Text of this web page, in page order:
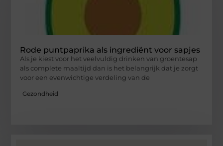
Rode puntpaprika als ingrediënt voor sapjes
Als je kiest voor het veelvuldig drinken van groentesap
als complete maaltijd dan is het belangrijk dat je zorgt
voor een evenwichtige verdeling van de
Gezondheid